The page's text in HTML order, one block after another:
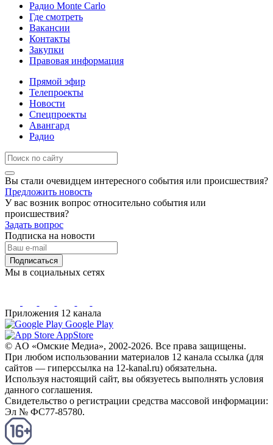
Радио Monte Carlo
Где смотреть
Вакансии
Контакты
Закупки
Правовая информация
Прямой эфир
Телепроекты
Новости
Спецпроекты
Авангард
Радио
Вы стали очевидцем интересного события или происшествия?
Предложить новость
У вас возник вопрос относительно события или
происшествия?
Задать вопрос
Подписка на новости
Подписаться
Мы в социальных сетях
Приложения 12 канала
Google Play
AppStore
© AO «Омские Медиа», 2002-2026. Все права защищены.
При любом использовании материалов 12 канала ссылка (для
сайтов — гиперссылка на 12-kanal.ru) обязательна.
Используя настоящий сайт, вы обязуетесь выполнять условия
данного соглашения.
Свидетельство о регистрации средства массовой информации:
Эл № ФС77-85780.